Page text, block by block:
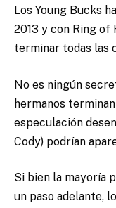
Los Young Bucks
2013 y con Ring of
terminar todas las
No es ningún
hermanos
especulación
Cody) podrían
Si bien la mayoría
un paso adelante,